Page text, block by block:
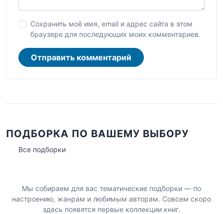
Сохранить моё имя, email и адрес сайта в этом
браузере для последующих моих комментариев.
Отправить комментарий
ПОДБОРКА ПО ВАШЕМУ ВЫБОРУ
Все подборки
Мы собираем для вас тематические подборки — по
настроению, жанрам и любимым авторам. Совсем скоро
здесь появятся первые коллекции книг.